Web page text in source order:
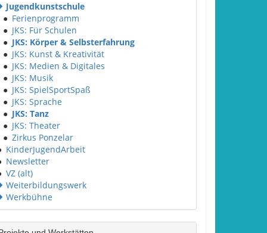
Jugendkunstschule
● Ferienprogramm
● JKS: Für Schulen
● JKS: Körper & Selbsterfahrung
● JKS: Kunst & Kreativität
● JKS: Medien & Digitales
● JKS: Musik
● JKS: SpielSportSpaß
● JKS: Sprache
● JKS: Tanz
● JKS: Theater
● Zirkus Ponzelar
KinderJugendArbeit
Newsletter
VZ (alt)
Weiterbildungswerk
Werkbühne